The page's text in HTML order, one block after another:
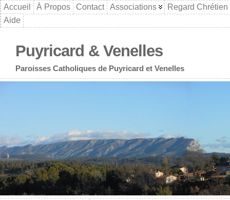
Accueil À Propos Contact Associations
Regard Chrétien
Aide
Puyricard & Venelles
Paroisses Catholiques de Puyricard et Venelles